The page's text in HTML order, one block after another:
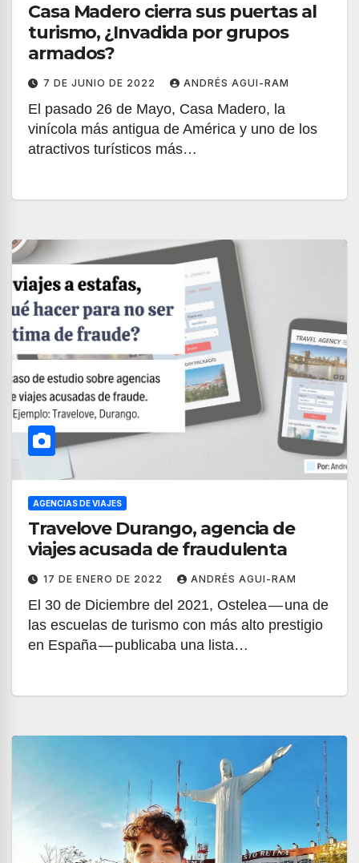
Casa Madero cierra sus puertas al
turismo, ¿Invadida por grupos
armados?
7 DE JUNIO DE 2022 ANDRÉS AGUI-RAM
El pasado 26 de Mayo, Casa Madero, la
vinícola más antigua de América y uno de los
atractivos turísticos más…
AGENCIAS DE VIAJES
Travelove Durango, agencia de
viajes acusada de fraudulenta
17 DE ENERO DE 2022 ANDRÉS AGUI-RAM
El 30 de Diciembre del 2021, Ostelea — una de
las escuelas de turismo con más alto prestigio
en España — publicaba una lista…